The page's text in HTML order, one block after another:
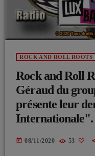
ROCK AND ROLL ROOTS
Rock and Roll
Géraud du
présente leur
Internationale".
today 08/11/2020 53